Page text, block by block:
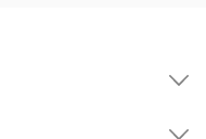
a melhorar